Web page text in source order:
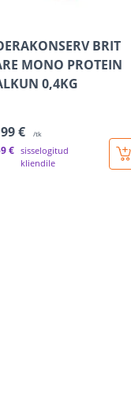
BRIT
MONO PROTEIN
0,4KG
€ /tk
€ sisselogitud
kliendile